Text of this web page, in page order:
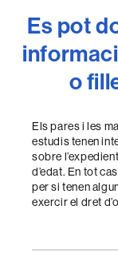
Es pot
o
Els pares i les
estudis tenen
sobre
d’edat. En tot
per si tenen
exercir el dret